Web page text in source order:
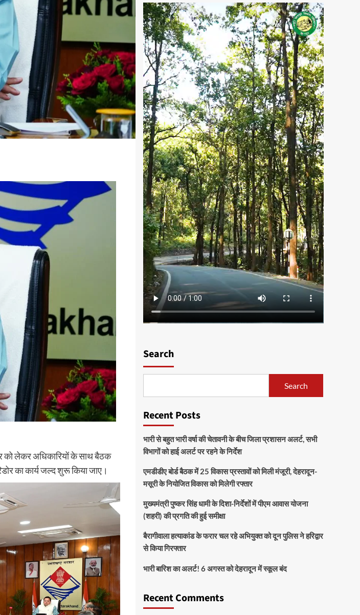
को लेकर अधिकारियों के साथ बैठक
का कार्य जल्द शुरू किया जाए।
Search
Search
Recent Posts
भारी से बहुत भारी वर्षा की चेतावनी के बीच जिला प्रशासन अलर्ट, सभी
विभागों को हाई अलर्ट पर रहने के निर्देश
एमडीडीए बोर्ड बैठक में 25 विकास प्रस्तावों को मिली मंजूरी, देहरादून-
मसूरी के नियोजित विकास को मिलेगी रफ्तार
मुख्यमंत्री पुष्कर सिंह धामी के दिशा-निर्देशों में पीएम आवास योजना
(शहरी) की प्रगति की हुई समीक्षा
बैरागीवाला हत्याकांड के फरार चल रहे अभियुक्त को दून पुलिस ने हरिद्वार
से किया गिरफ्तार
भारी बारिश का अलर्ट! 6 अगस्त को देहरादून में स्कूल बंद
Recent Comments